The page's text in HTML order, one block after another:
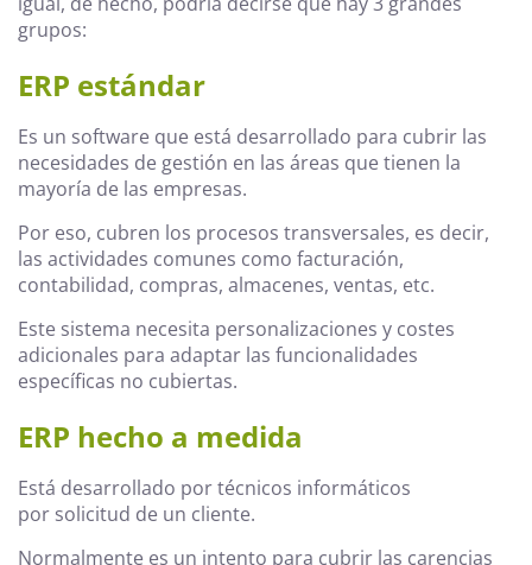
grupos:
ERP estándar
Es un software que está desarrollado para cubrir las
necesidades de gestión en las áreas que tienen la
mayoría de las empresas.
Por eso, cubren los procesos transversales, es decir,
las actividades comunes como facturación,
contabilidad, compras, almacenes, ventas, etc.
Este sistema necesita personalizaciones y costes
adicionales para adaptar las funcionalidades
específicas no cubiertas.
ERP hecho a medida
Está desarrollado por técnicos informáticos
por solicitud de un cliente.
Normalmente es un intento para cubrir las carencias